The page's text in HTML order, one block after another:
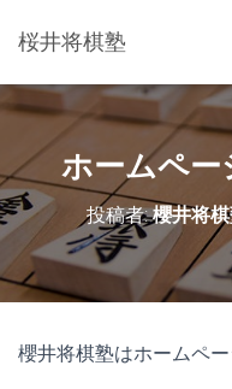
桜井将棋塾
ホームペー
投稿者:櫻井将
櫻井将棋塾はホームペ